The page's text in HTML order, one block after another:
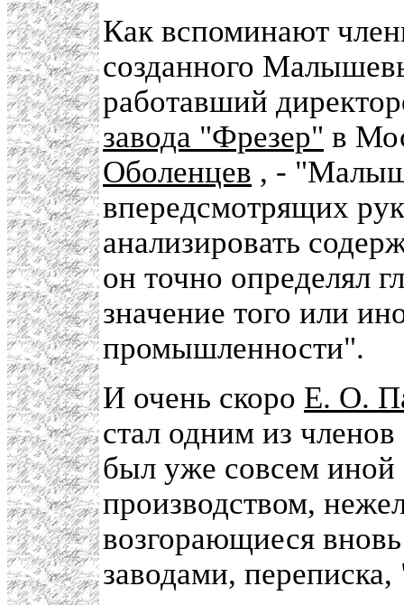
Как вспоминают
созданного
работавший
завода "Фрезер" в
Оболенцев , -
впередсмотрящих
анализировать
он точно определял
значение того или
промышленности".
И очень скоро Е. О.
стал одним из
был уже совсем иной
производством,
возгорающиеся
заводами,